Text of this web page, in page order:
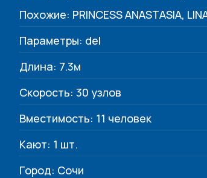
Похожие: PRINCESS ANASTASIA,
Параметры: del
Длина: 7.3м
Скорость: 30 узлов
Вместимость: 11 человек
Кают: 1 шт.
Город: Сочи